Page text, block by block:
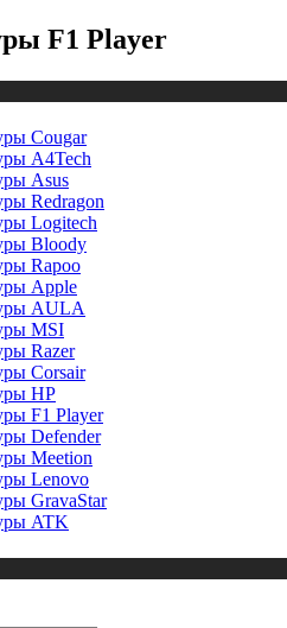
F1 Player
Cougar
A4Tech
Asus
Redragon
Logitech
Bloody
Rapoo
Apple
AULA
MSI
Razer
Corsair
HP
F1 Player
Defender
Meetion
Lenovo
GravaStar
ATK